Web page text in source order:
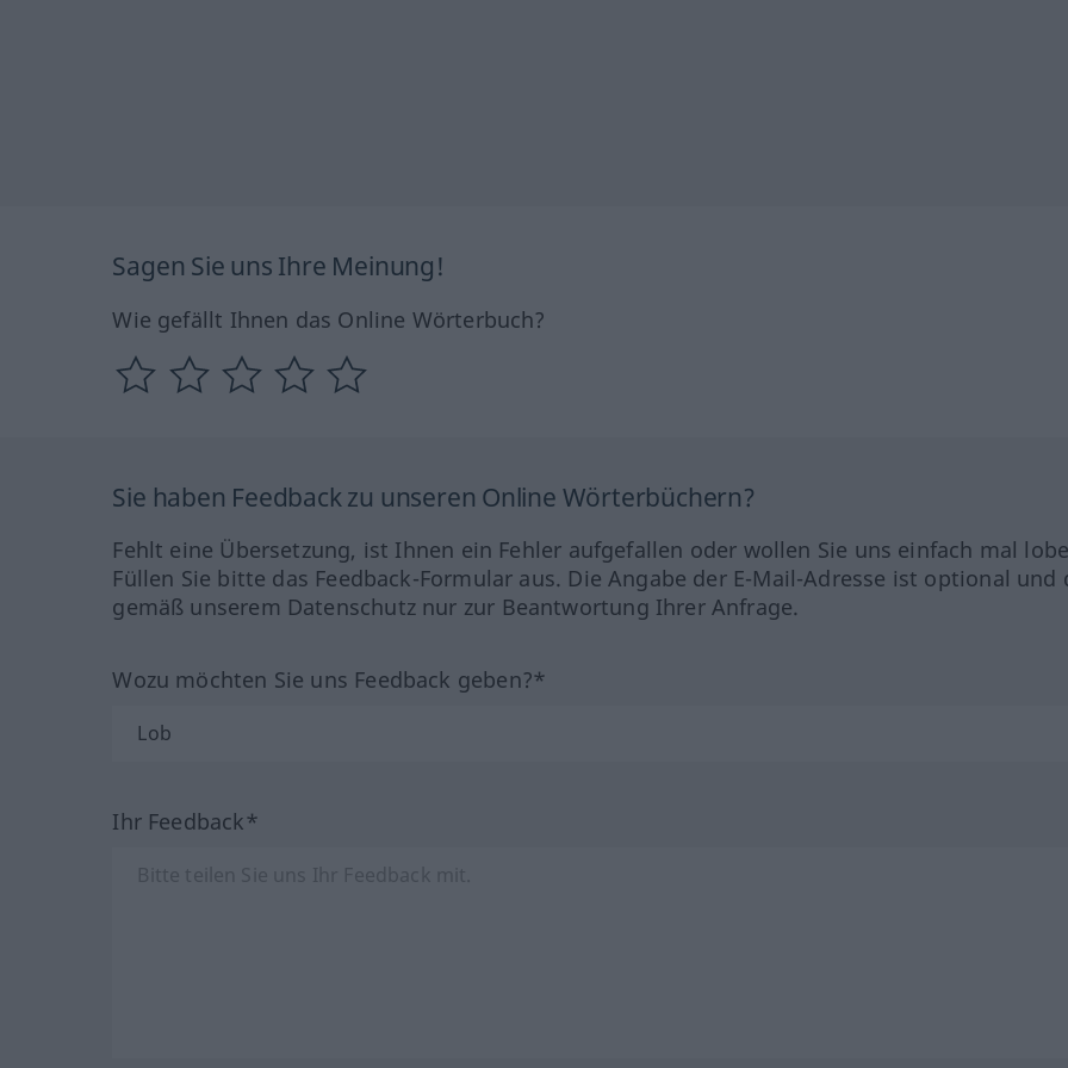
Sagen Sie uns Ihre Meinung!
Wie gefällt Ihnen das Online Wörterbuch?
Sie haben Feedback zu unseren Online Wörterbüchern?
Fehlt eine Übersetzung, ist Ihnen ein Fehler aufgefallen oder wollen Sie uns einfach mal
Füllen Sie bitte das Feedback-Formular aus. Die Angabe der E-Mail-Adresse ist optional und
gemäß unserem Datenschutz nur zur Beantwortung Ihrer Anfrage.
Wozu möchten Sie uns Feedback geben?*
Ihr Feedback*